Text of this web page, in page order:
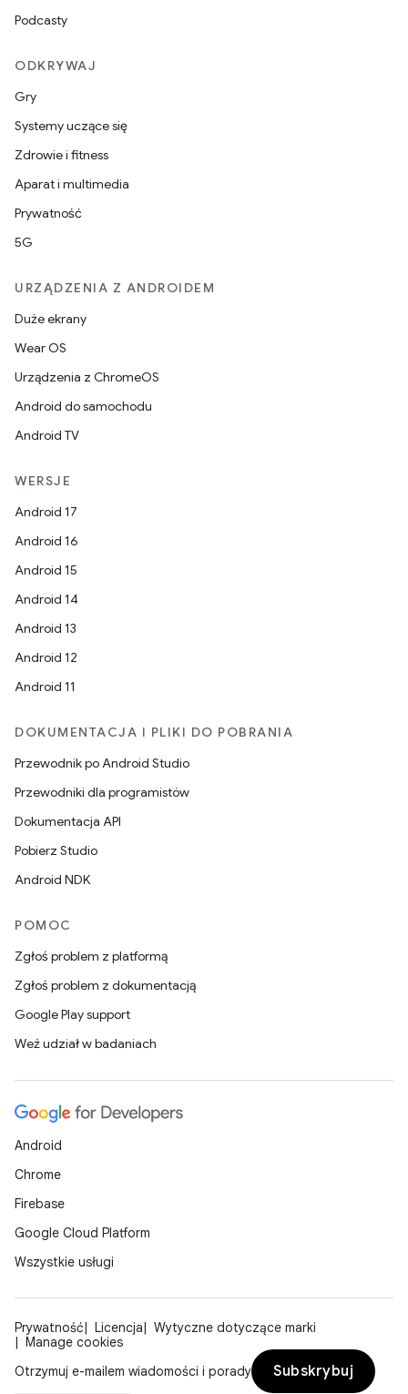
Podcasty
ODKRYWAJ
Gry
Systemy uczące się
Zdrowie i fitness
Aparat i multimedia
Prywatność
5G
URZĄDZENIA Z ANDROIDEM
Duże ekrany
Wear OS
Urządzenia z ChromeOS
Android do samochodu
Android TV
WERSJE
Android 17
Android 16
Android 15
Android 14
Android 13
Android 12
Android 11
DOKUMENTACJA I PLIKI DO POBRANIA
Przewodnik po Android Studio
Przewodniki dla programistów
Dokumentacja API
Pobierz Studio
Android NDK
POMOC
Zgłoś problem z platformą
Zgłoś problem z dokumentacją
Google Play support
Weź udział w badaniach
Android
Chrome
Firebase
Google Cloud Platform
Wszystkie usługi
Prywatność Licencja
Wytyczne dotyczące marki
Manage cookies
Otrzymuj e-mailem wiadomości i porady
Subskrybuj